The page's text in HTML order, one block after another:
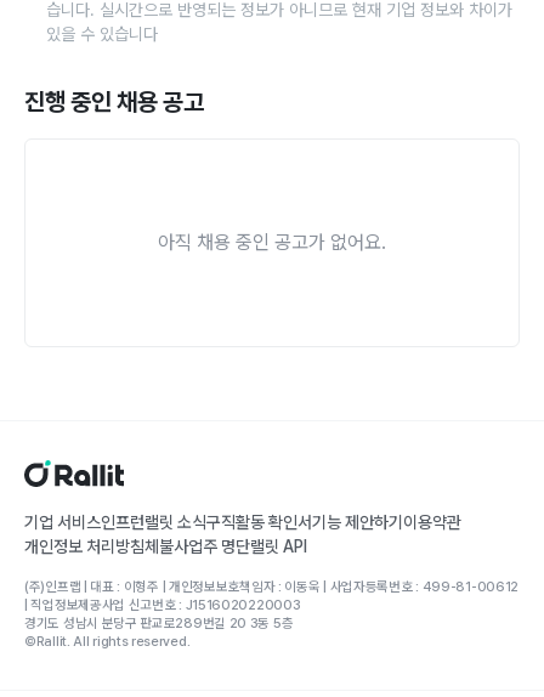
습니다. 실시간으로 반영되는 정보가 아니므로 현재 기업 정보와 차이가
있을 수 있습니다
진행 중인 채용 공고
아직 채용 중인 공고가 없어요.
기업 서비스인프런랠릿 소식구직활동 확인서기능 제안하기 이용약관
개인정보 처리방침체불사업주 명단랠릿 API
(주)인프랩 | 대표 : 이형주 | 개인정보보호책임자 : 이동욱 | 사업자등록번호 : 499-81-00612
| 직업정보제공사업 신고번호 : J1516020220003
경기도 성남시 분당구 판교로289번길 20 3동 5층
©Rallit. All rights reserved.